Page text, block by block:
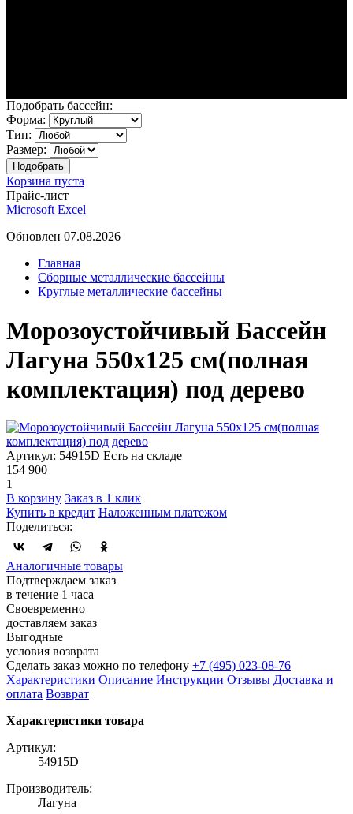
Подобрать бассейн:
Форма:
Тип:
Размер:
Корзина пуста
Прайс-лист
Microsoft Excel
Обновлен 07.08.2026
Главная
Сборные металлические бассейны
Круглые металлические бассейны
Морозоустойчивый Бассейн
Лагуна 550х125 см(полная
комплектация) под дерево
Артикул: 54915D Есть на складе
154 900
1
В корзину Заказ в 1 клик
Купить в кредит Наложенным платежом
Поделиться:
Аналогичные товары
Подтверждаем заказ
в течение 1 часа
Своевременно
доставляем заказ
Выгодные
условия возврата
Сделать заказ можно по телефону +7 (495) 023-08-76
Характеристики Описание Инструкции Отзывы Доставка и
оплата Возврат
Характеристики товара
Артикул:
54915D
Производитель:
Лагуна